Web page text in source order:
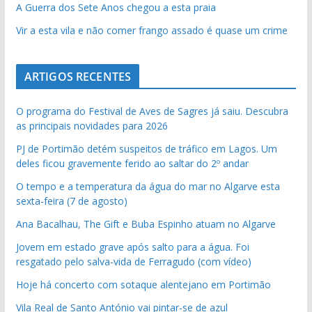
A Guerra dos Sete Anos chegou a esta praia
Vir a esta vila e não comer frango assado é quase um crime
ARTIGOS RECENTES
O programa do Festival de Aves de Sagres já saiu. Descubra
as principais novidades para 2026
PJ de Portimão detém suspeitos de tráfico em Lagos. Um
deles ficou gravemente ferido ao saltar do 2º andar
O tempo e a temperatura da água do mar no Algarve esta
sexta-feira (7 de agosto)
Ana Bacalhau, The Gift e Buba Espinho atuam no Algarve
Jovem em estado grave após salto para a água. Foi
resgatado pelo salva-vida de Ferragudo (com vídeo)
Hoje há concerto com sotaque alentejano em Portimão
Vila Real de Santo António vai pintar-se de azul